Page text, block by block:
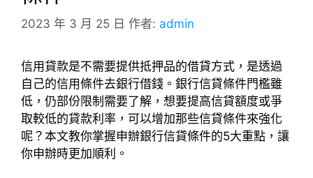
2023 年 3 月 25 日 作者: admin
信用貸款是不需要提供抵押品的借貸方式，是透過
自己的信用條件去銀行借錢。銀行信貸條件門檻雖
低，仍部份限制需要了解，想要提高信貸額度或爭
取較低的貸款利率，可以增加那些信貸條件來強化
呢？本文教你掌握申辦銀行信貸條件的5大重點，讓
你申辦時更加順利。